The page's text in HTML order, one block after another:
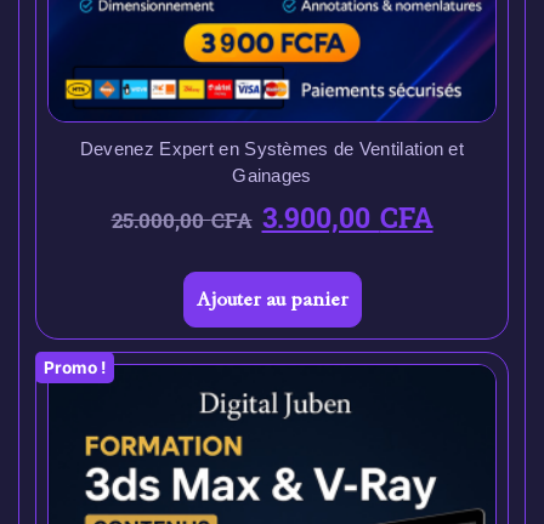
Devenez Expert en Systèmes de Ventilation et
Gainages
25.000,00CFA 3.900,00CFA
Ajouter au panier
Promo !